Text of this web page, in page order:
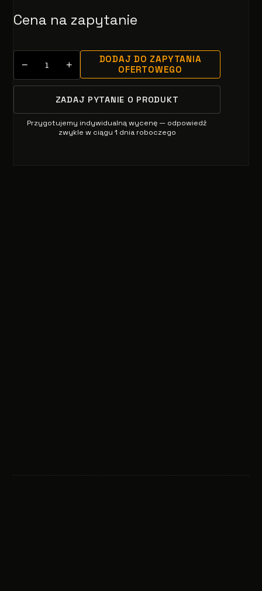
Cena na zapytanie
− +
DODAJ DO ZAPYTANIA
OFERTOWEGO
ZADAJ PYTANIE O PRODUKT
Przygotujemy indywidualną wycenę — odpowiedź
zwykle w ciągu 1 dnia roboczego